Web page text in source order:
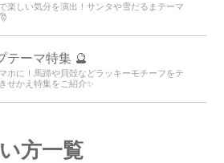
楽しい気分を演出！サンタや雪だるまテーマ
テーマ特集 🔮
ホに！馬蹄や貝殻などラッキーモチーフをテ
せかえ特集をご紹介✨
方一覧